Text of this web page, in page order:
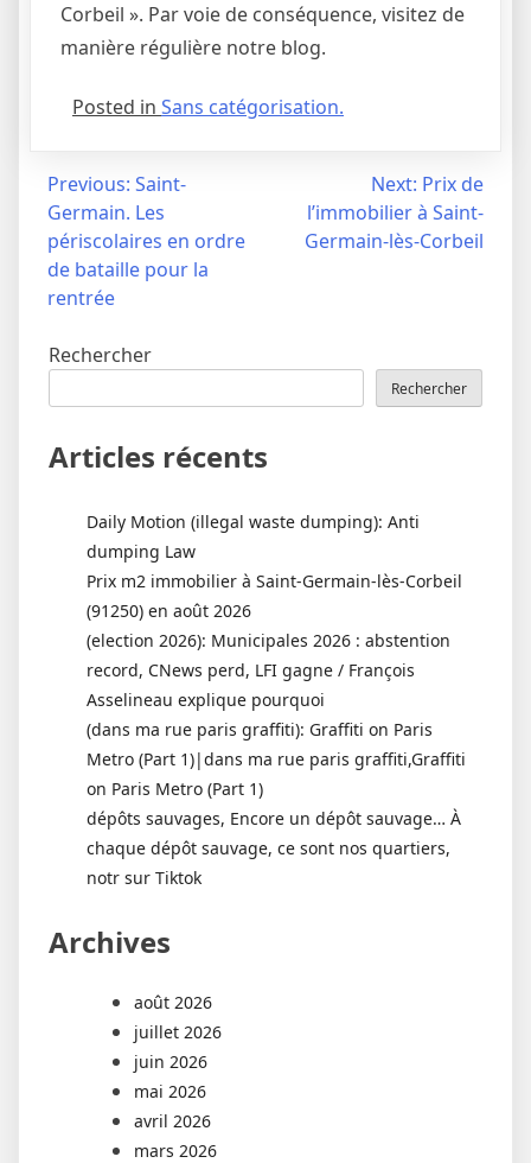
Corbeil ». Par voie de conséquence, visitez de
manière régulière notre blog.
Posted in Sans catégorisation.
Navigation
l’article
Previous: Saint-
Germain. Les
périscolaires en ordre
de bataille pour la
rentrée
Next: Prix de
l’immobilier à Saint-
Germain-lès-Corbeil
Rechercher
Rechercher
Articles récents
Daily Motion (illegal waste dumping): Anti
dumping Law
Prix m2 immobilier à Saint-Germain-lès-Corbeil
(91250) en août 2026
(election 2026): Municipales 2026 : abstention
record, CNews perd, LFI gagne / François
Asselineau explique pourquoi
(dans ma rue paris graffiti): Graffiti on Paris
Metro (Part 1)|dans ma rue paris graffiti,Graffiti
on Paris Metro (Part 1)
dépôts sauvages, Encore un dépôt sauvage… À
chaque dépôt sauvage, ce sont nos quartiers,
notr sur Tiktok
Archives
août 2026
juillet 2026
juin 2026
mai 2026
avril 2026
mars 2026